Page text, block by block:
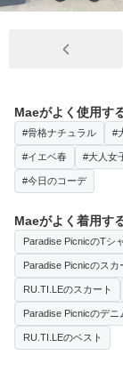
Maeがよく使用す
#骨格ナチュラル #
#イエベ春 #大人女
#今日のコーデ
Maeがよく着用す
Paradise PicnicのTシ
Paradise Picnicのスカ
RU.TI.LEのスカート
Paradise Picnicのデニ
RU.TI.LEのベスト